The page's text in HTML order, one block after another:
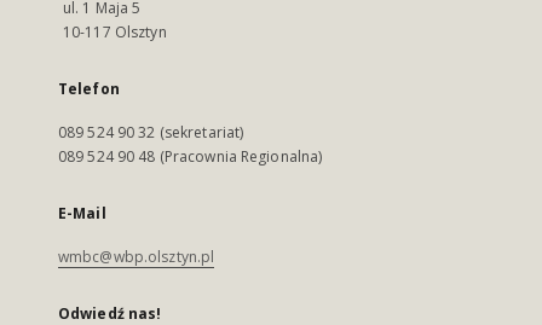
ul. 1 Maja 5
10-117 Olsztyn
Telefon
089 524 90 32 (sekretariat)
089 524 90 48 (Pracownia Regionalna)
E-Mail
wmbc@wbp.olsztyn.pl
Odwiedź nas!